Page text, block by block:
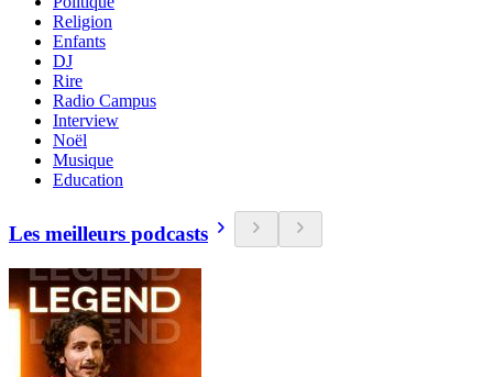
Religion
Enfants
DJ
Rire
Radio Campus
Interview
Noël
Musique
Education
Les meilleurs podcasts